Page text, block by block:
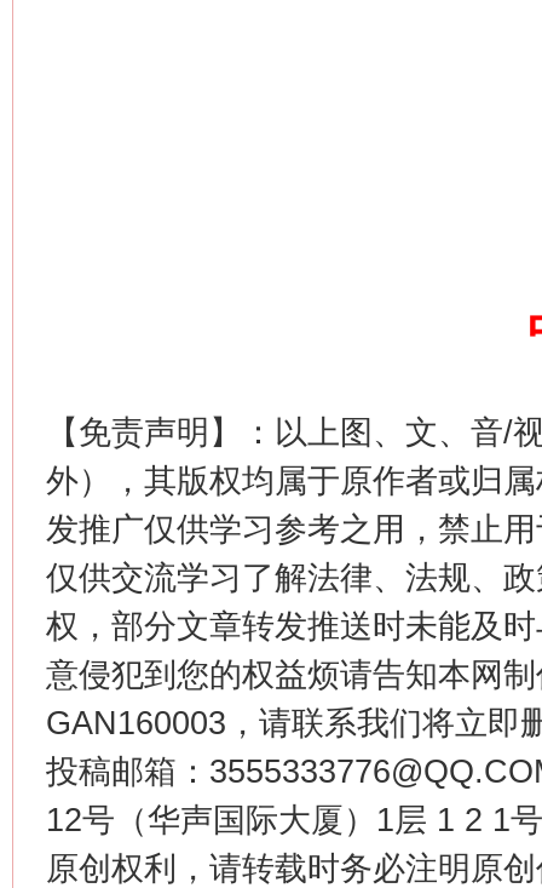
【免责声明】：以上图、文、音/
外），其版权均属于原作者或归
发推广仅供学习参考之用，禁止
仅供交流学习了解法律、法规、
权，部分文章转发推送时未能及
意侵犯到您的权益烦请告知本网
GAN160003，请联系我们将立即
投稿邮箱：
12号（华声国际大厦）1层 1 2 1
原创权利，请转载时务必注明原
这是一记警钟！ 谢
在谋一域中谋全局
今